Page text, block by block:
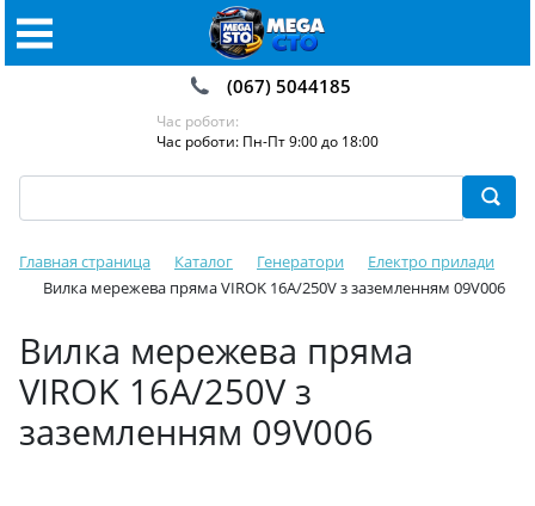
(067) 5044185
Час роботи:
Час роботи: Пн-Пт 9:00 до 18:00
Главная страница Каталог Генератори
Електро прилади
Вилка мережева пряма VIROK 16А/250V з заземленням 09V006
Вилка мережева пряма
VIROK 16А/250V з
заземленням 09V006